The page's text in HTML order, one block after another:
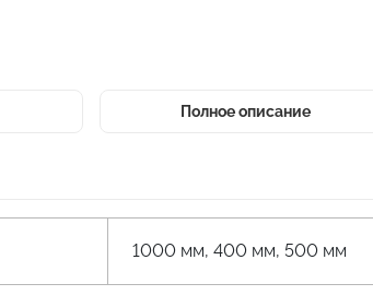
Полное описание
1000 мм, 400 мм, 500 мм